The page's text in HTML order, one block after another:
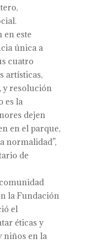
en este
única a
cuatro
artísticas,
y resolución
es la
dejen
en el parque,
normalidad”,
de
la Fundación
el
éticas y
niños en la